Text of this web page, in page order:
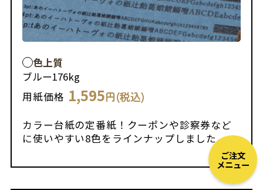
ご注文
メニュー
色上質
ブルー176kg
用紙価格 1,595円(税込)
カラー台紙の定番紙！クーポンや診察券など
に使いやすい8色をラインナップしました。